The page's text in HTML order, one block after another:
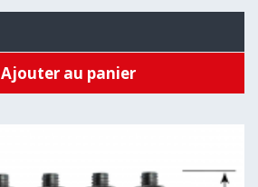
Ajouter au panier